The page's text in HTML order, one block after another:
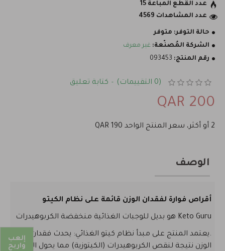
حالة التوفر: متوفر
الشركة المُصنّعة: غير معرف
رقم المنتج: 093453
عدد القطع المباعة 15
عدد المشاهدات 4569
(0 التقييمات) - كتابة تعليق
200 QAR
2 أو أكثر، سعر المنتج الواحد 190 QAR
الوصف
أقراص فوارة لفقدان الوزن قائمة على نظام الكيتو
Keto Guru هو بديل للوجبات الغذائية منخفضة الكربوهيدرات
.يعتمد المنتج على مبدأ نظام كيتو الغذائي: يحدث فقدان
الوزن نتيجة لنقص الكربوهيدرات (الكيتوزية) مما يحول الخلايا
إلعب
واربح